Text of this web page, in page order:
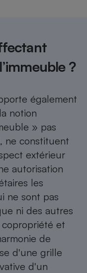
?
également
notion
» pas
ne constituent
extérieur
autorisation
les
ne sont pas
ni des autres
et
de
d'une grille
d'un